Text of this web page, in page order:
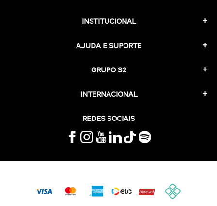
INSTITUCIONAL
AJUDA E SUPORTE
GRUPO S2
INTERNACIONAL
REDES SOCIAIS